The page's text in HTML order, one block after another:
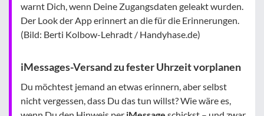
warnt Dich, wenn Deine Zugangsdaten geleakt wurden.
Der Look der App erinnert an die für die Erinnerungen.
(Bild: Berti Kolbow-Lehradt / Handyhase.de)
iMessages-Versand zu fester Uhrzeit vorplanen
Du möchtest jemand an etwas erinnern, aber selbst
nicht vergessen, dass Du das tun willst? Wie wäre es,